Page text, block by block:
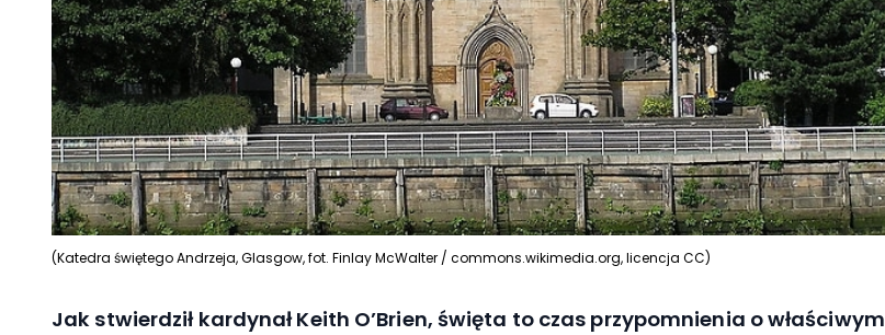
(Katedra świętego Andrzeja, Glasgow, fot. Finlay McWalter / commons.wikimedia.org, licencja CC)
Jak stwierdził kardynał Keith O’Brien, święta to czas przypomnienia o właściwym